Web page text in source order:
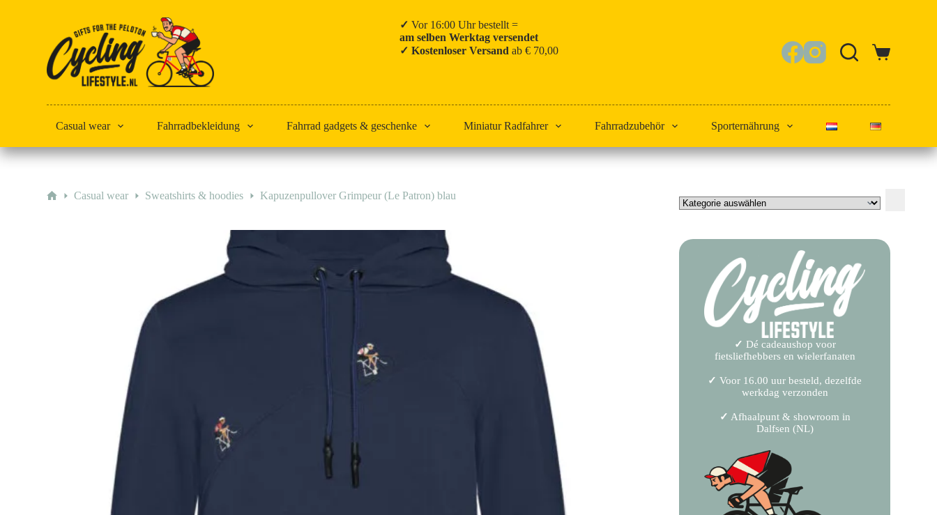
✓ Vor 16:00 Uhr bestellt =
am selben Werktag versendet
✓ Kostenloser Versand ab € 70,00
Warenkorb
Casual wear Fahrradbekleidung Fahrrad gadgets & geschenke Miniatur Radfahrer Fahrradzubehör Sporternährung
StartCasual wear Sweatshirts & hoodies Kapuzenpullover Grimpeur (Le Patron) blau
auswählen
✓ Dé cadeaushop voor
fietsliefhebbers en wielerfanaten
✓ Voor 16.00 uur besteld, dezelfde
werkdag verzonden
✓ Afhaalpunt & showroom in
Dalfsen (NL)